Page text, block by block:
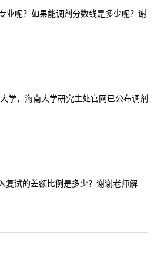
呢？如果能调剂分数线是多少呢？谢
学，海南大学研究生处官网已公布调剂
试的差额比例是多少？谢谢老师解